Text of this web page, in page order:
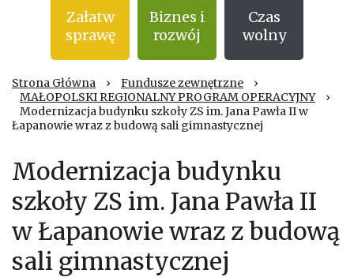
Załatw
sprawę
Biznes i
rozwój
Czas
wolny
Strona Główna › Fundusze zewnętrzne
›
MAŁOPOLSKI REGIONALNY PROGRAM OPERACYJNY
›
Modernizacja budynku szkoły ZS im. Jana Pawła II w
Łapanowie wraz z budową sali gimnastycznej
Modernizacja budynku
szkoły ZS im. Jana Pawła II
w Łapanowie wraz z budową
sali gimnastycznej